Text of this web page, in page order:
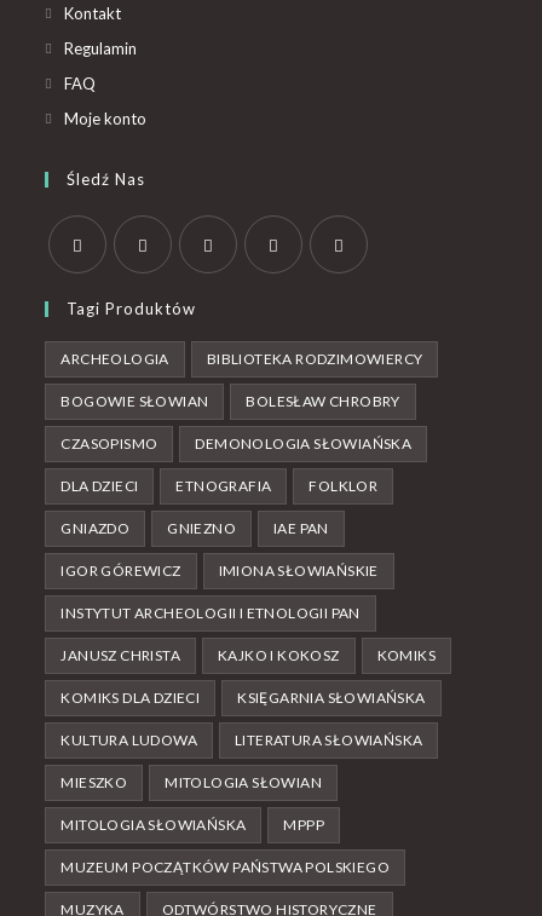
Kontakt
Regulamin
FAQ
Moje konto
Śledź Nas
Tagi Produktów
ARCHEOLOGIA BIBLIOTEKA RODZIMOWIERCY
BOGOWIE SŁOWIAN BOLESŁAW CHROBRY
CZASOPISMO DEMONOLOGIA SŁOWIAŃSKA
DLA DZIECI ETNOGRAFIA FOLKLOR
GNIAZDO GNIEZNO IAE PAN
IGOR GÓREWICZ IMIONA SŁOWIAŃSKIE
INSTYTUT ARCHEOLOGII I ETNOLOGII PAN
JANUSZ CHRISTA KAJKO I KOKOSZ KOMIKS
KOMIKS DLA DZIECI KSIĘGARNIA SŁOWIAŃSKA
KULTURA LUDOWA LITERATURA SŁOWIAŃSKA
MIESZKO MITOLOGIA SŁOWIAN
MITOLOGIA SŁOWIAŃSKA MPPP
MUZEUM POCZĄTKÓW PAŃSTWA POLSKIEGO
MUZYKA ODTWÓRSTWO HISTORYCZNE